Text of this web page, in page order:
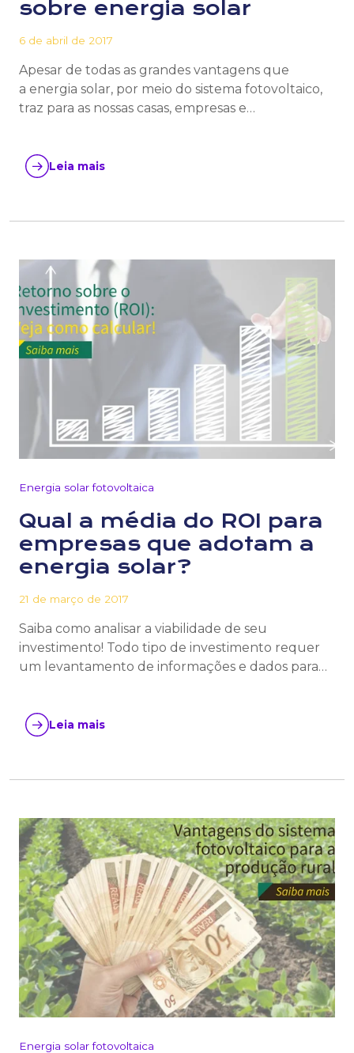
sobre energia solar
6 de abril de 2017
Apesar de todas as grandes vantagens que
a energia solar, por meio do sistema fotovoltaico,
traz para as nossas casas, empresas e…
Leia mais
Energia solar fotovoltaica
Qual a média do ROI para
empresas que adotam a
energia solar?
21 de março de 2017
Saiba como analisar a viabilidade de seu
investimento! Todo tipo de investimento requer
um levantamento de informações e dados para…
Leia mais
Energia solar fotovoltaica